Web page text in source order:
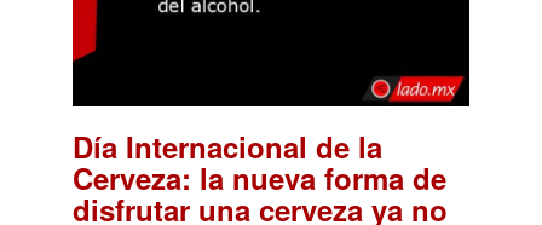
Día Internacional de la
Cerveza: la nueva forma de
disfrutar una cerveza ya no